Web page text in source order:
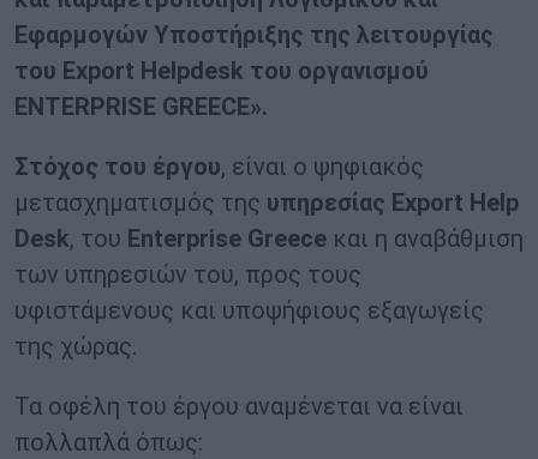
Εφαρμογών Υποστήριξης της λειτουργίας
του Export Helpdesk του οργανισμού
ENTERPRISE GREECE».
Στόχος του έργου, είναι ο ψηφιακός
μετασχηματισμός της υπηρεσίας Export Help
Desk, του Enterprise Greece και η αναβάθμιση
των υπηρεσιών του, προς τους
υφιστάμενους και υποψήφιους εξαγωγείς
της χώρας.
Τα οφέλη του έργου αναμένεται να είναι
πολλαπλά όπως: